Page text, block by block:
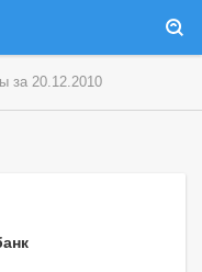
за 20.12.2010